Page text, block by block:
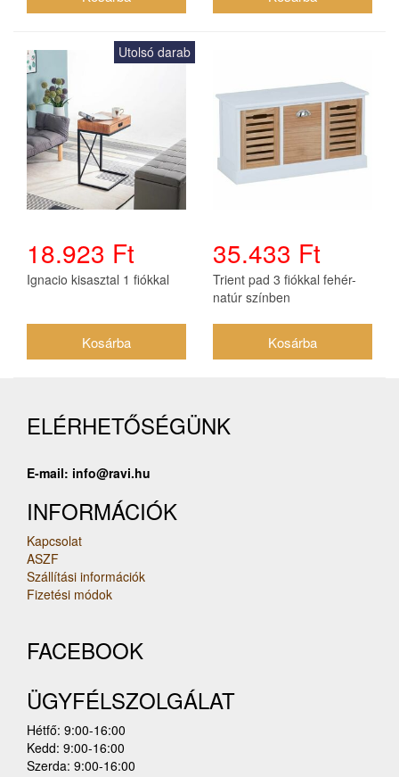
Utolsó darab
18.923 Ft
Ignacio kisasztal 1 fiókkal
35.433 Ft
Trient pad 3 fiókkal fehér-
natúr színben
ELÉRHETŐSÉGÜNK
E-mail: info@ravi.hu
INFORMÁCIÓK
Kapcsolat
ASZF
Szállítási információk
Fizetési módok
FACEBOOK
ÜGYFÉLSZOLGÁLAT
Hétfő: 9:00-16:00
Kedd: 9:00-16:00
Szerda: 9:00-16:00